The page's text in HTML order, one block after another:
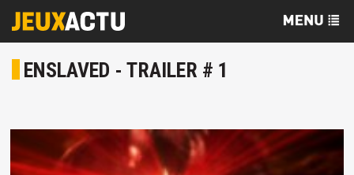
ENSLAVED - TRAILER # 1